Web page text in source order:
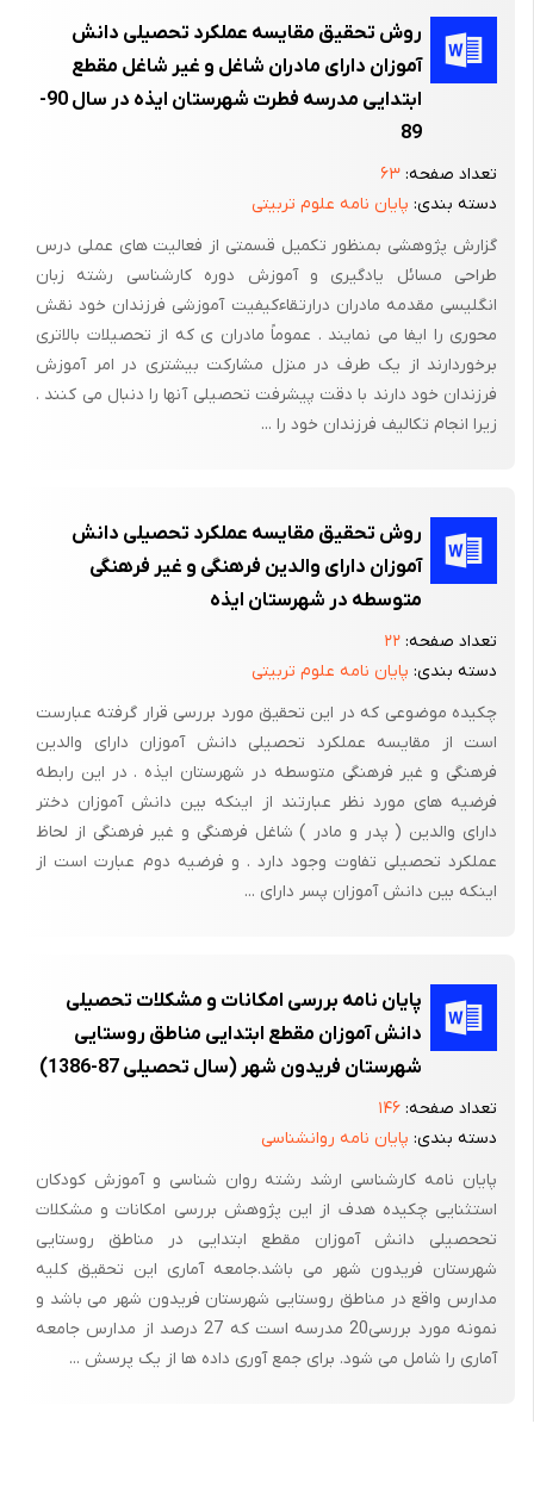
ی مربوط به عوامل آموزشی از قبیل نگرش به رفتار معلم، مدیر،
مشاور، امکانات آموزشی آموزشگاه و متغیرهای خانوادگی، از قبیل نوع
روابط باسرپرست، تعداد خانوار و... را شناسایی کرده و از طریق تدوین
فرضیه، ارتباط این متغیرها را با وضعیت تحصیلی دانش آموزان اول
این تحقیق ملهم از نظریه ژان پیاژه و لارنس کلبرگ درباره تحول اخلاق
تحولی بودن اخلاق و ارتباط یادگیری و تاثیر کلاس های پیش دبستانی
بر دانش اموزان و عمل اخلاقی . در واقع، هدف این طرح، بررسی ارتباط
موقعیت و سطح قضاوت اخلاقی بوده است . نتیجه این تحقیق این
است که آزمونهای فرضیه‌ای، فلسفی و سنتی کلبرگ در مقایسه با دیگر
آزمونها و داستانهای واقعی، عملکرد مرحله‌ای بالاتر را از آزمودنیها
می‌تواند به دست دهد، مورد ابهام قرار گرفت ، چون تحقیقات قبلی به
واقعی را درباره رفتار خلاف اخلاق خودشان یعنی رفتار ناهمسو با فرهنگ
عمومی همانند: مستی در حین رانندگی، روسپیگری و بزهکاری، ارائه
کنند. در حالی که آزمودنیهای گروه آزمایشی این تحقیق، به دلیل قرار
گرفتن در موقعیت مذهبی و همسو با فرهنگ عمومی، در آزمون واقعی
قضاوت اخلاقی و مذهبی اقامه نماز، عملکردی بهتر از آزمون سنتی،
امروزه درمانهایی که بر اساس فرمول‌بندی ‌های روان‌شناختی صورت
می‌گیرد، احتمال میزان موفقیت را افزایش می‌دهد.
بنابراین باتعیین فرمول‌بندی مشکلات و انتخاب الگوی صحیح و روش
مناسب و توصیف فرایند تغییر، بصورت سازمان یافته ضریب اطمینان
در درمان افزایش می‌یابد.
تجربی کواکس ( 1978) و بلک برن(1988) و نیز تکنیکهای درمانی
مشخصی است.
از جمله طرح های تحقیقاتی که در یادگیری دانش آموزان پیش
دبستانی که ارائه شده است است به شرح ذیل می باشد :
بررسی اپیدمیولوژی اختلالات روانی در میان دانش آموزان اول ابتداییی
مدارس بتدایی تبریز، مدیریت امور پژوهشی آموزش پرورش
۱ .تلادو۱ و همکاران ۱۹۷۴ دریافتند که توانایی بیشتر در حل مسأله با
افزایش عزت نفسو تاثیر کلاس های پیش در یادگیری دانش آموزان و
پایگاه درونی دانش آموزان که دوره پیش دبستانی را گذرانده اند رابطه
روش تحقیق مقایسه عملکرد تحصیلی دانش
آموزان دارای مادران شاغل و غیر شاغل مقطع
ابتدایی مدرسه فطرت شهرستان ایذه در سال 90-
89
تعداد صفحه: ۶۳
دسته بندی: پایان نامه علوم تربیتی
گزارش پژوهشی بمنظور تکمیل قسمتی از فعالیت های عملی درس
طراحی مسائل یادگیری و آموزش دوره کارشناسی رشته زبان
انگلیسی مقدمه مادران درارتقاءکیفیت آموزشی فرزندان خود نقش
محوری را ایفا می نمایند . عموماً مادران ی که از تحصیلات بالاتری
برخوردارند از یک طرف در منزل مشارکت بیشتری در امر آموزش
فرزندان خود دارند با دقت پیشرفت تحصیلی آنها را دنبال می کنند .
زیرا انجام تکالیف فرزندان خود را ...
روش تحقیق مقایسه عملکرد تحصیلی دانش
آموزان دارای والدین فرهنگی و غیر فرهنگی
متوسطه در شهرستان ایذه
تعداد صفحه: ۲۲
دسته بندی: پایان نامه علوم تربیتی
چکیده موضوعی که در این تحقیق مورد بررسی قرار گرفته عبارست
است از مقایسه عملکرد تحصیلی دانش آموزان دارای والدین
فرهنگی و غیر فرهنگی متوسطه در شهرستان ایذه . در این رابطه
فرضیه های مورد نظر عبارتند از اینکه بین دانش آموزان دختر
دارای والدین ( پدر و مادر ) شاغل فرهنگی و غیر فرهنگی از لحاظ
عملکرد تحصیلی تفاوت وجود دارد . و فرضیه دوم عبارت است از
اینکه بین دانش آموزان پسر دارای ...
پایان نامه بررسی امکانات و مشکلات تحصیلی
دانش آموزان مقطع ابتدایی مناطق روستایی
شهرستان فریدون شهر (سال تحصیلی 87-1386)
تعداد صفحه: ۱۴۶
دسته بندی: پایان نامه روانشناسی
پایان نامه کارشناسی ارشد رشته روان شناسی و آموزش کودکان
استثنایی چکیده هدف از این پژوهش بررسی امکانات و مشکلات
تححصیلی دانش آموزان مقطع ابتدایی در مناطق روستایی
شهرستان فریدون شهر می باشد.جامعه آماری این تحقیق کلیه
مدارس واقع در مناطق روستایی شهرستان فریدون شهر می باشد و
نمونه مورد بررسی20 مدرسه است که 27 درصد از مدارس جامعه
آماری را شامل می شود. برای جمع آوری داده ها از یک پرسش ...